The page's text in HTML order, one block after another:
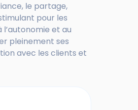
le partage,
pour les
et au
pleinement ses
avec les clients et